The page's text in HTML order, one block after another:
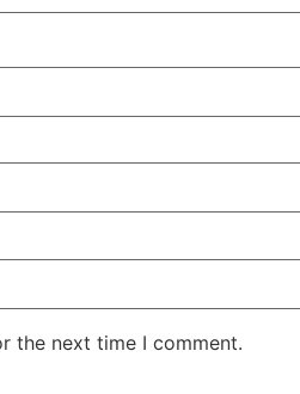
the next time I comment.